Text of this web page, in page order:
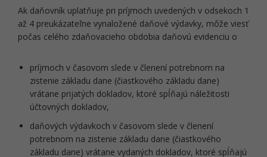
Ak daňovník uplatňuje pri príjmoch uvedených v odsekoch 1
až 4 preukázateľne vynaložené daňové výdavky, môže viesť
počas celého zdaňovacieho obdobia daňovú evidenciu o
príjmoch v časovom slede v členení potrebnom na
zistenie základu dane (čiastkového základu dane)
vrátane prijatých dokladov, ktoré spĺňajú náležitosti
účtovných dokladov,
daňových výdavkoch v časovom slede v členení
potrebnom na zistenie základu dane (čiastkového
základu dane) vrátane vydaných dokladov, ktoré spĺňajú